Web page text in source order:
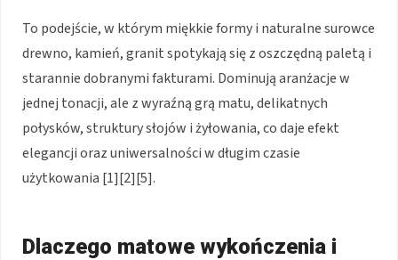
To podejście, w którym miękkie formy i naturalne surowce
drewno, kamień, granit spotykają się z oszczędną paletą i
starannie dobranymi fakturami. Dominują aranżacje w
jednej tonacji, ale z wyraźną grą matu, delikatnych
połysków, struktury słojów i żyłowania, co daje efekt
elegancji oraz uniwersalności w długim czasie
użytkowania [1][2][5].
Dlaczego matowe wykończenia i